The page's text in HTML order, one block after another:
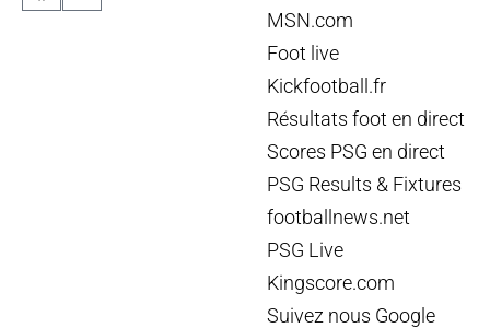
MSN.com
Foot live
Kickfootball.fr
Résultats foot en direct
Scores PSG en direct
PSG Results & Fixtures
footballnews.net
PSG Live
Kingscore.com
Suivez nous Google